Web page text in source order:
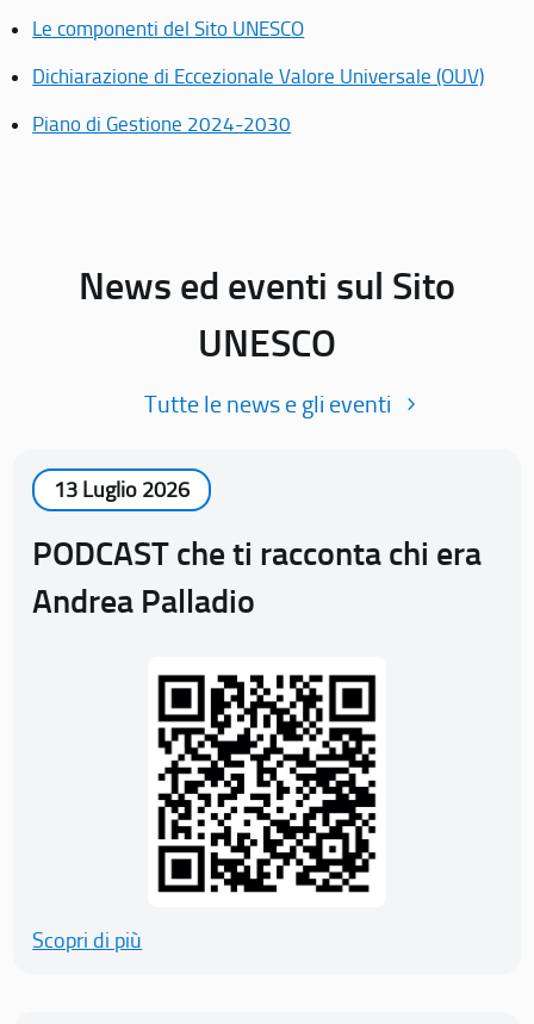
Le componenti del Sito UNESCO
Dichiarazione di Eccezionale Valore Universale (OUV)
Piano di Gestione 2024-2030
News ed eventi sul Sito
UNESCO
Tutte le news e gli eventi
13 Luglio 2026
PODCAST che ti racconta chi era
Andrea Palladio
Scopri di più